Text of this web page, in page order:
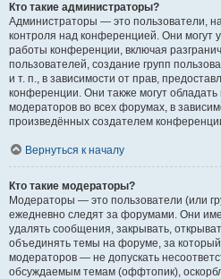
Кто такие администраторы?
Администраторы — это пользователи,
контроля над конференцией. Они могут
работы конференции, включая
пользователей, создание групп
и т. п., в зависимости от прав,
конференции. Они также могут
модераторов во всех форумах, в
произведённых создателем
Вернуться к началу
Кто такие модераторы?
Модераторы — это пользователи (или
ежедневно следят за форумами. Они
удалять сообщения, закрывать,
объединять темы на форуме, за
модераторов — не допускать
обсуждаемым темам (оффтопик),